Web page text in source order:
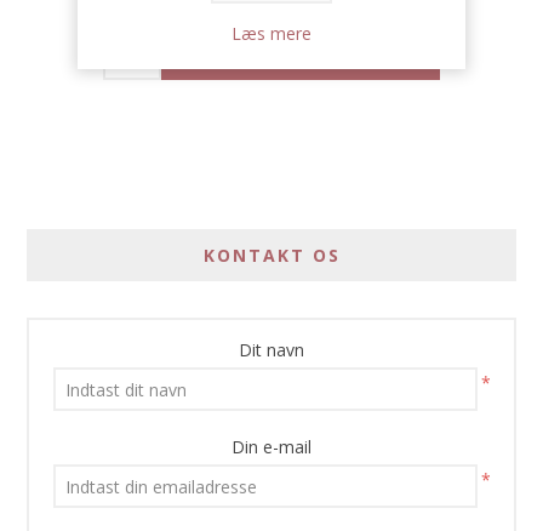
KONTAKT OS
Dit navn
*
Din e-mail
*
Læs mere